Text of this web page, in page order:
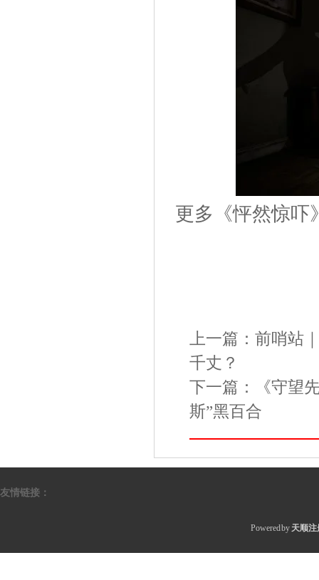
更多《怦然惊吓
上一篇： 前哨站
千丈？
下一篇：
《守望
斯”黑百合
友情链接：
Powered by 天顺注